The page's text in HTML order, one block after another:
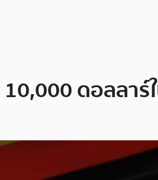
ดอลลาร์